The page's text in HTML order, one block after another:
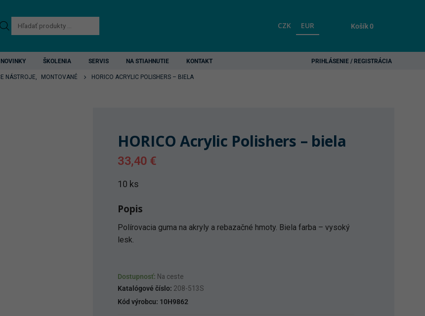
Products
search
CZK EUR Košík0
NOVINKY ŠKOLENIA SERVIS NA STIAHNUTIE KONTAKT PRIHLÁSENIE / REGISTRÁCIA
NÁSTROJE, MONTOVANÉ HORICO ACRYLIC POLISHERS – BIELA
HORICO Acrylic Polishers – biela
33,40 €
10 ks
Popis
Polírovacia guma na akryly a rebazačné hmoty. Biela farba – vysoký
lesk.
Dostupnosť: Na ceste
Katalógové číslo: 208-513S
Kód výrobcu: 10H9862